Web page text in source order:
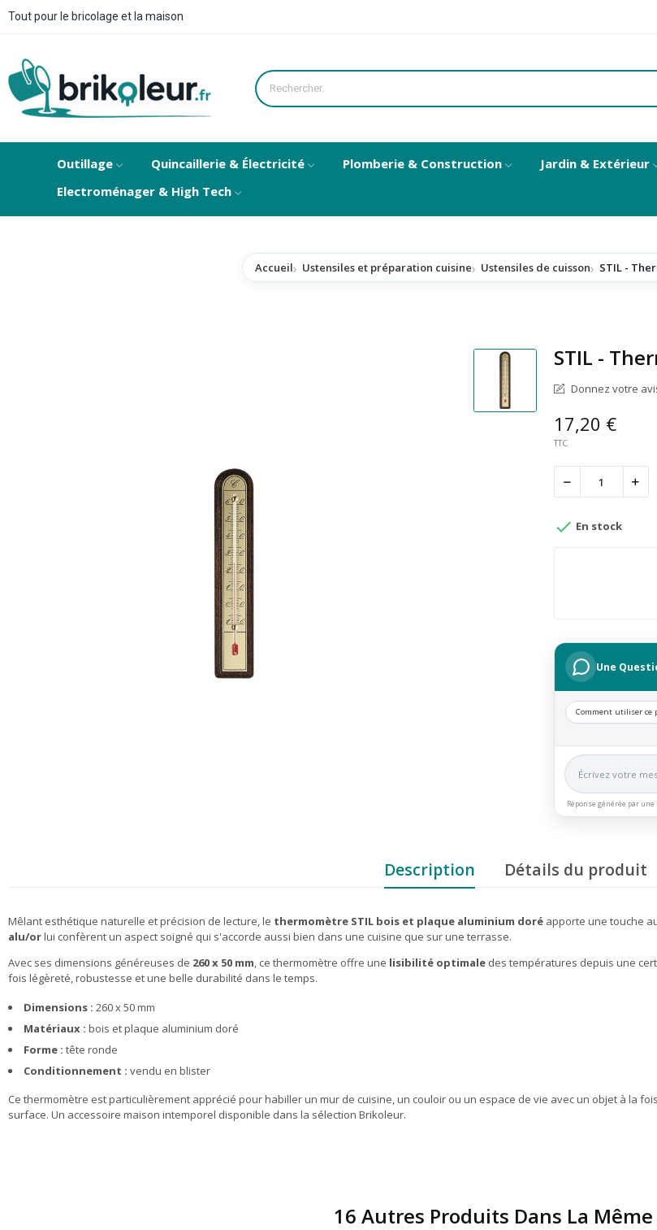
Tout pour le bricolage et la maison
Outillage Quincaillerie & Électricité Plomberie & Construction Jardin & Extérieur
Electroménager & High Tech
Accueil Ustensiles et préparation cuisine Ustensiles de cuisson STIL -
STIL -
Donnez votre
17,20 €
TTC
 En stock
Une
Comment utiliser ce
Réponse générée par
Description Détails du produit
Mêlant esthétique naturelle et précision de lecture, le thermomètre STIL bois et plaque aluminium doré apporte une touche
alu/orlui confèrent un aspect soigné qui s'accorde aussi bien dans une cuisine que sur une terrasse.
Avec ses dimensions généreuses de 260 x 50 mm, ce thermomètre offre une lisibilité optimale des températures depuis une
fois légèreté, robustesse et une belle durabilité dans le temps.
Dimensions : 260 x 50 mm
Matériaux : bois et plaque aluminium doré
Forme : tête ronde
Conditionnement : vendu en blister
Ce thermomètre est particulièrement apprécié pour habiller un mur de cuisine, un couloir ou un espace de vie avec un objet à la
surface. Un accessoire maison intemporel disponible dans la sélection Brikoleur.
16 Autres Produits Dans La